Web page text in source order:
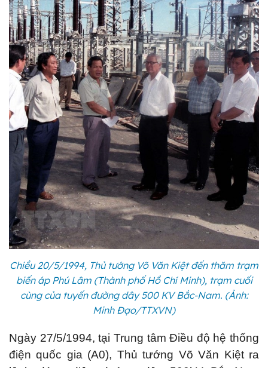
Chiều 20/5/1994, Thủ tướng Võ Văn Kiệt đến thăm trạm
biến áp Phú Lâm (Thành phố Hồ Chí Minh), trạm cuối
cùng của tuyến đường dây 500 KV Bắc-Nam. (Ảnh:
Minh Đạo/TTXVN)
Ngày 27/5/1994, tại Trung tâm Điều độ hệ thống
điện quốc gia (A0), Thủ tướng Võ Văn Kiệt ra